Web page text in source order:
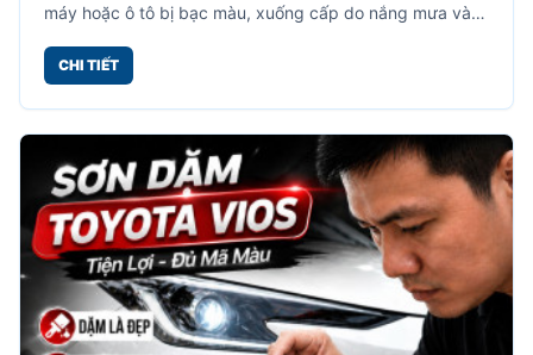
máy hoặc ô tô bị bạc màu, xuống cấp do nắng mưa và
giúp phục hồi bề mặt nhựa đen nhanh chóng, tiết kiệm
CHI TIẾT